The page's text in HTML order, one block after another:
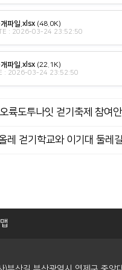
파일.xlsx (48.0K)
: 2026-03-24 23:52:50
파일.xlsx (22.1K)
: 2026-03-24 23:52:50
륙도투나잇 걷기축제 참여
레 걷기학교와 이기대 둘레